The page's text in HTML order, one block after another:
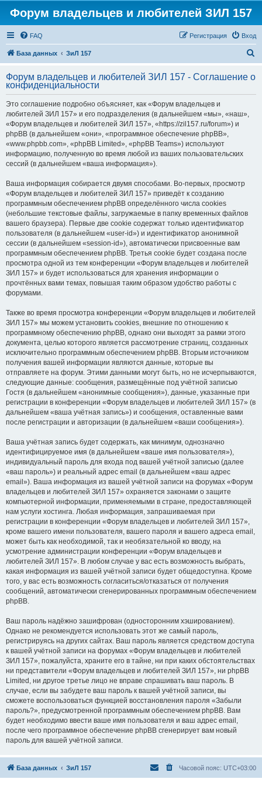
Форум владельцев и любителей ЗИЛ 157
FAQ Вход
Регистрация
База данных ЗиЛ 157
с
Форум владельцев и любителей ЗИЛ 157 - Соглашение о
конфиденциальности
Это соглашение подробно объясняет, как «Форум владельцев и
любителей ЗИЛ 157» и его подразделения (в дальнейшем «мы», «наш»,
«Форум владельцев и любителей ЗИЛ 157», «https://zil157.ru/forum») и
phpBB (в дальнейшем «они», «программное обеспечение phpBB»,
«www.phpbb.com», «phpBB Limited», «phpBB Teams») используют
информацию, полученную во время любой из ваших пользовательских
сессий (в дальнейшем «ваша информация»).
Ваша информация собирается двумя способами. Во-первых, просмотр
«Форум владельцев и любителей ЗИЛ 157» приведёт к созданию
программным обеспечением phpBB определённого числа cookies
(небольшие текстовые файлы, загружаемые в папку временных файлов
вашего браузера). Первые две cookie содержат только идентификатор
пользователя (в дальнейшем «user-id») и идентификатор анонимной
сессии (в дальнейшем «session-id»), автоматически присвоенные вам
программным обеспечением phpBB. Третья cookie будет создана после
просмотра одной из тем конференции «Форум владельцев и любителей
ЗИЛ 157» и будет использоваться для хранения информации о
прочтённых вами темах, повышая таким образом удобство работы с
форумами.
Также во время просмотра конференции «Форум владельцев и любителей
ЗИЛ 157» мы можем установить cookies, внешние по отношению к
программному обеспечению phpBB, однако они выходят за рамки этого
документа, целью которого является рассмотрение страниц, созданных
исключительно программным обеспечением phpBB. Вторым источником
получения вашей информации являются данные, которые вы
отправляете на форум. Этими данными могут быть, но не исчерпываются,
следующие данные: сообщения, размещённые под учётной записью
Гостя (в дальнейшем «анонимные сообщения»), данные, указанные при
регистрации в конференции «Форум владельцев и любителей ЗИЛ 157» (в
дальнейшем «ваша учётная запись») и сообщения, оставленные вами
после регистрации и авторизации (в дальнейшем «ваши сообщения»).
Ваша учётная запись будет содержать, как минимум, однозначно
идентифицируемое имя (в дальнейшем «ваше имя пользователя»),
индивидуальный пароль для входа под вашей учётной записью (далее
«ваш пароль») и реальный адрес email (в дальнейшем «ваш адрес
email»). Ваша информация из вашей учётной записи на форумах «Форум
владельцев и любителей ЗИЛ 157» охраняется законами о защите
компьютерной информации, применяемыми в стране, предоставляющей
нам услуги хостинга. Любая информация, запрашиваемая при
регистрации в конференции «Форум владельцев и любителей ЗИЛ 157»,
кроме вашего имени пользователя, вашего пароля и вашего адреса email,
может быть как необходимой, так и необязательной ко вводу, на
усмотрение администрации конференции «Форум владельцев и
любителей ЗИЛ 157». В любом случае у вас есть возможность выбрать,
какая информация из вашей учётной записи будет общедоступна. Кроме
того, у вас есть возможность согласиться/отказаться от получения
сообщений, автоматически сгенерированных программным обеспечением
phpBB.
Ваш пароль надёжно зашифрован (односторонним хэшированием).
Однако не рекомендуется использовать этот же самый пароль,
регистрируясь на других сайтах. Ваш пароль является средством доступа
к вашей учётной записи на форумах «Форум владельцев и любителей
ЗИЛ 157», пожалуйста, храните его в тайне, ни при каких обстоятельствах
ни представители «Форум владельцев и любителей ЗИЛ 157», ни phpBB
Limited, ни другое третье лицо не вправе спрашивать ваш пароль. В
случае, если вы забудете ваш пароль к вашей учётной записи, вы
сможете воспользоваться функцией восстановления пароля «Забыли
пароль?», предусмотренной программным обеспечением phpBB. Вам
будет необходимо ввести ваше имя пользователя и ваш адрес email,
после чего программное обеспечение phpBB сгенерирует вам новый
пароль для вашей учётной записи.
База данных ЗиЛ 157 Часовой пояс: UTC+03:00